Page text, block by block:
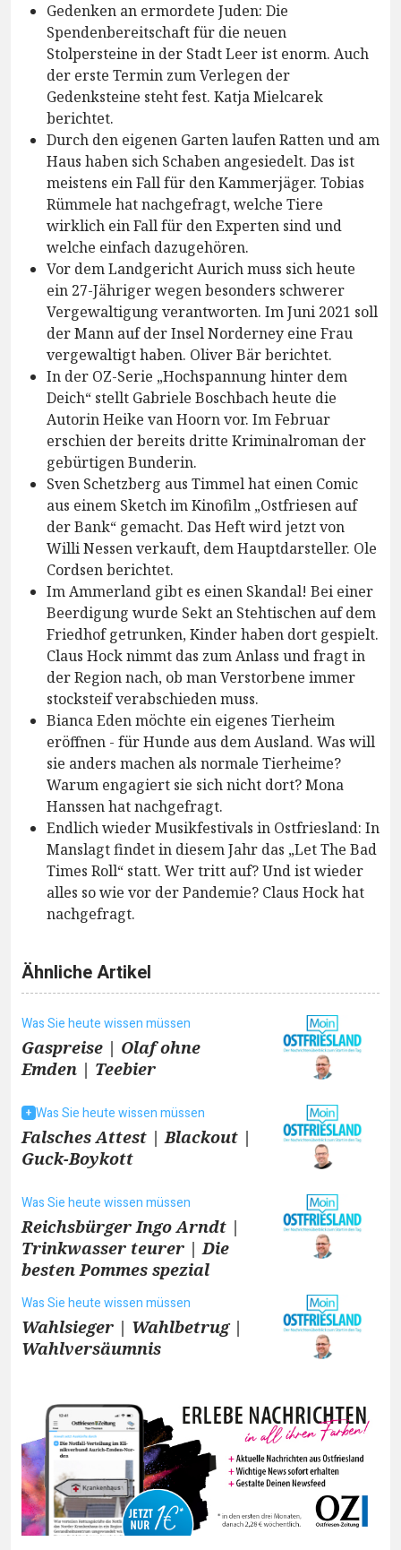
Gedenken an ermordete Juden: Die
Spendenbereitschaft für die neuen
Stolpersteine in der Stadt Leer ist enorm. Auch
der erste Termin zum Verlegen der
Gedenksteine steht fest. Katja Mielcarek
berichtet.
Durch den eigenen Garten laufen Ratten und am
Haus haben sich Schaben angesiedelt. Das ist
meistens ein Fall für den Kammerjäger. Tobias
Rümmele hat nachgefragt, welche Tiere
wirklich ein Fall für den Experten sind und
welche einfach dazugehören.
Vor dem Landgericht Aurich muss sich heute
ein 27-Jähriger wegen besonders schwerer
Vergewaltigung verantworten. Im Juni 2021 soll
der Mann auf der Insel Norderney eine Frau
vergewaltigt haben. Oliver Bär berichtet.
In der OZ-Serie „Hochspannung hinter dem
Deich“ stellt Gabriele Boschbach heute die
Autorin Heike van Hoorn vor. Im Februar
erschien der bereits dritte Kriminalroman der
gebürtigen Bunderin.
Sven Schetzberg aus Timmel hat einen Comic
aus einem Sketch im Kinofilm „Ostfriesen auf
der Bank“ gemacht. Das Heft wird jetzt von
Willi Nessen verkauft, dem Hauptdarsteller. Ole
Cordsen berichtet.
Im Ammerland gibt es einen Skandal! Bei einer
Beerdigung wurde Sekt an Stehtischen auf dem
Friedhof getrunken, Kinder haben dort gespielt.
Claus Hock nimmt das zum Anlass und fragt in
der Region nach, ob man Verstorbene immer
stocksteif verabschieden muss.
Bianca Eden möchte ein eigenes Tierheim
eröffnen - für Hunde aus dem Ausland. Was will
sie anders machen als normale Tierheime?
Warum engagiert sie sich nicht dort? Mona
Hanssen hat nachgefragt.
Endlich wieder Musikfestivals in Ostfriesland: In
Manslagt findet in diesem Jahr das „Let The Bad
Times Roll“ statt. Wer tritt auf? Und ist wieder
alles so wie vor der Pandemie? Claus Hock hat
nachgefragt.
Ähnliche Artikel
Was Sie heute wissen müssen
Gaspreise | Olaf ohne
Emden | Teebier
Was Sie heute wissen müssen
Falsches Attest | Blackout |
Guck-Boykott
Was Sie heute wissen müssen
Reichsbürger Ingo Arndt |
Trinkwasser teurer | Die
besten Pommes spezial
Was Sie heute wissen müssen
Wahlsieger | Wahlbetrug |
Wahlversäumnis